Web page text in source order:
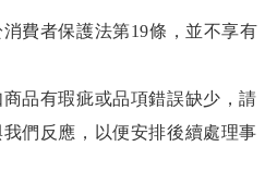
費者保護法第19條，並不享有
品有瑕疵或品項錯誤缺少，請
們反應，以便安排後續處理事